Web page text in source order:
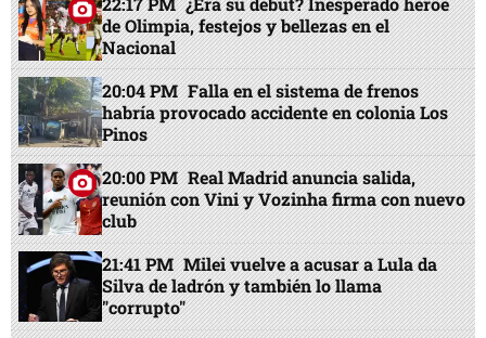
de Olimpia, festejos y bellezas en el
Nacional
20:04 PM Falla en el sistema de frenos
habría provocado accidente en colonia Los
Pinos
20:00 PM Real Madrid anuncia salida,
reunión con Vini y Vozinha firma con nuevo
club
21:41 PM Milei vuelve a acusar a Lula da
Silva de ladrón y también lo llama
"corrupto"